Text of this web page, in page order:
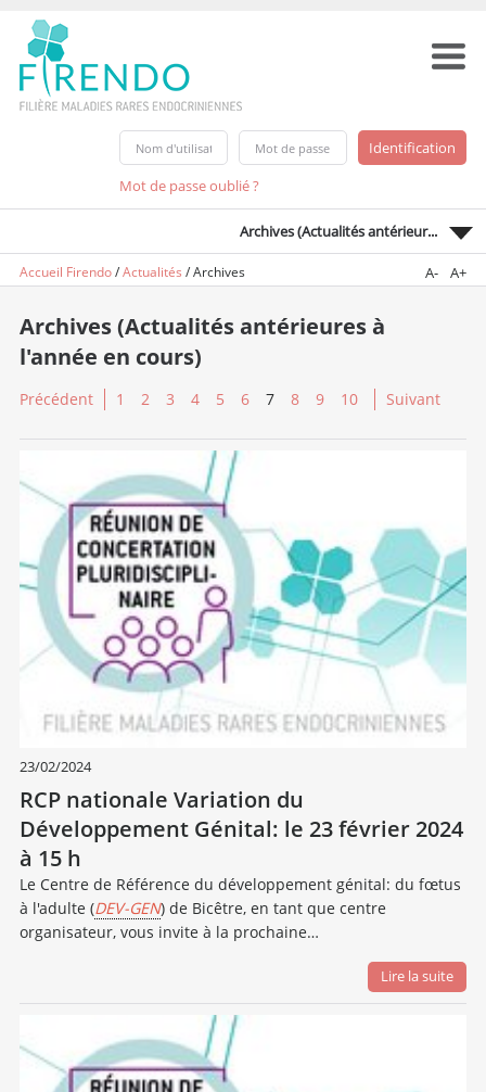
Mot de passe oublié ?
Archives (Actualités antérieur...
Accueil Firendo/Actualités /Archives A- A+
Archives (Actualités antérieures à
l'année en cours)
Précédent 1 2 3 4 5 6 7 8 9 10 Suivant
23/02/2024
RCP nationale Variation du
Développement Génital: le 23 février 2024
à 15 h
Le Centre de Référence du développement génital: du fœtus
à l'adulte (DEV-GEN) de Bicêtre, en tant que centre
organisateur, vous invite à la prochaine…
Lire la suite